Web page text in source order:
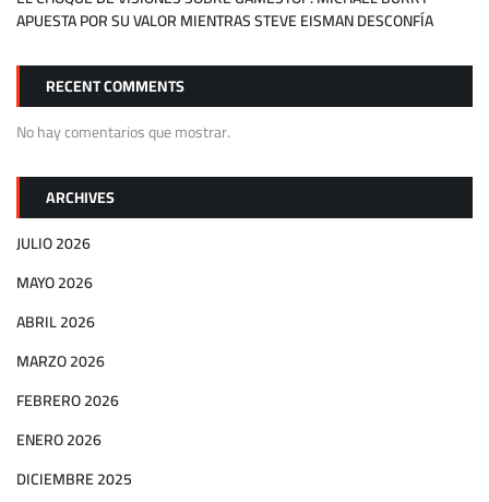
APUESTA POR SU VALOR MIENTRAS STEVE EISMAN DESCONFÍA
RECENT COMMENTS
No hay comentarios que mostrar.
ARCHIVES
JULIO 2026
MAYO 2026
ABRIL 2026
MARZO 2026
FEBRERO 2026
ENERO 2026
DICIEMBRE 2025